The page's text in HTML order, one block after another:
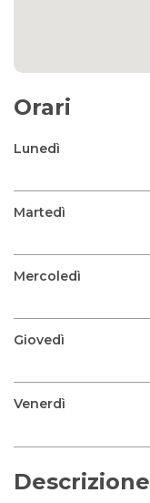
Orari
Lunedì
Martedì
Mercoledì
Giovedì
Venerdì
Descrizione